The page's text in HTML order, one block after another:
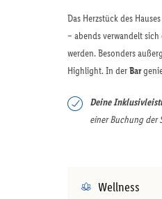
Das Herzstück des
– abends verwandelt
werden. Besonders
Highlight. In derBar
Deine
einer Buchung der
Wellness